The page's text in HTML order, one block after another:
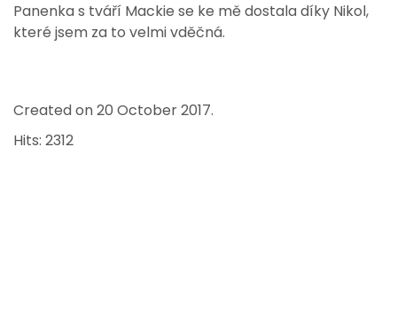
Panenka s tváří Mackie se ke mě dostala díky Nikol,
které jsem za to velmi vděčná.
Created on20 October 2017.
Hits: 2312